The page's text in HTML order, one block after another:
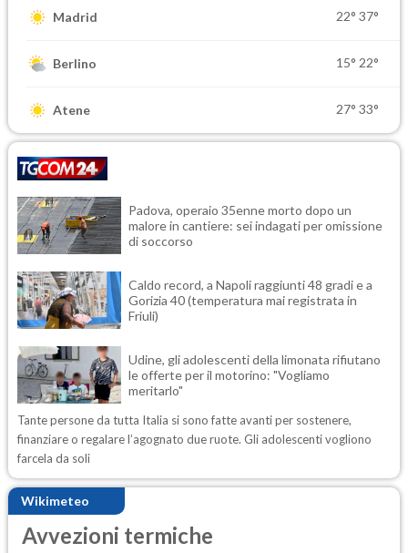
Madrid 22° 37°
Berlino 15° 22°
Atene 27° 33°
Padova, operaio 35enne morto dopo un
malore in cantiere: sei indagati per omissione
di soccorso
Caldo record, a Napoli raggiunti 48 gradi e a
Gorizia 40 (temperatura mai registrata in
Friuli)
Udine, gli adolescenti della limonata rifiutano
le offerte per il motorino: "Vogliamo
meritarlo"
Tante persone da tutta Italia si sono fatte avanti per sostenere,
finanziare o regalare l’agognato due ruote. Gli adolescenti vogliono
farcela da soli
Wikimeteo
Avvezioni termiche